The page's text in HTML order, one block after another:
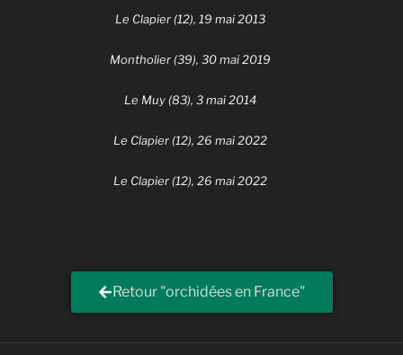
Le Clapier (12), 19 mai 2013
Montholier (39), 30 mai 2019
Le Muy (83), 3 mai 2014
Le Clapier (12), 26 mai 2022
Le Clapier (12), 26 mai 2022
Retour "orchidées en France"